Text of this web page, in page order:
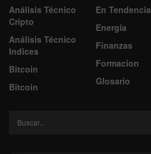
Análisis Técnico
Cripto
Análisis Técnico
Indices
Bitcoin
Bitcoin
En Tendencia
Energía
Finanzas
Formacion
Glosario